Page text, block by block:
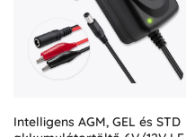
Intelligens AGM, GEL és STD